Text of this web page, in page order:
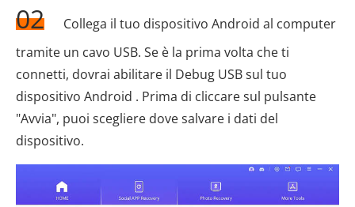
02
Collega il tuo dispositivo Android al computer
tramite un cavo USB. Se è la prima volta che ti
connetti, dovrai abilitare il Debug USB sul tuo
dispositivo Android . Prima di cliccare sul pulsante
"Avvia", puoi scegliere dove salvare i dati del
dispositivo.